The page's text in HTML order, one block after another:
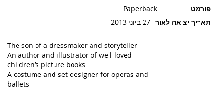
פורמט
Paperback
תאריך יציאה לאור 27 ביוני 2013
The son of a dressmaker and storyteller
An author and illustrator of well-loved
children’s picture books
A costume and set designer for operas and
ballets